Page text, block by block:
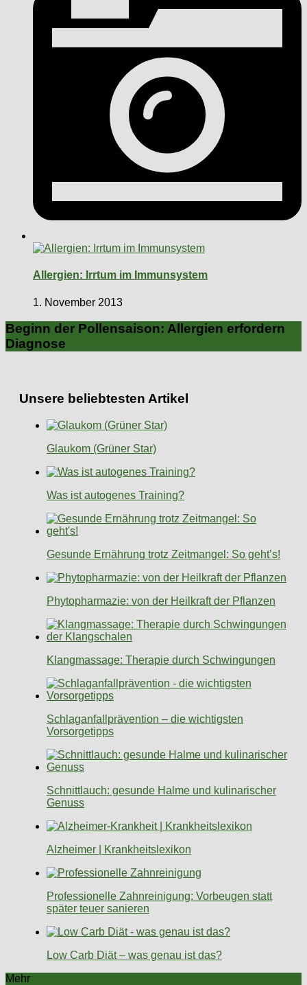
Allergien: Irrtum im Immunsystem
1. November 2013
Beginn der Pollensaison: Allergien erfordern
Diagnose
Unsere beliebtesten Artikel
Glaukom (Grüner Star)
Was ist autogenes Training?
Gesunde Ernährung trotz Zeitmangel: So geht’s!
Phytopharmazie: von der Heilkraft der Pflanzen
Klangmassage: Therapie durch Schwingungen
Schlaganfallprävention – die wichtigsten
Vorsorgetipps
Schnittlauch: gesunde Halme und kulinarischer
Genuss
Alzheimer | Krankheitslexikon
Professionelle Zahnreinigung: Vorbeugen statt
später teuer sanieren
Low Carb Diät – was genau ist das?
Mehr